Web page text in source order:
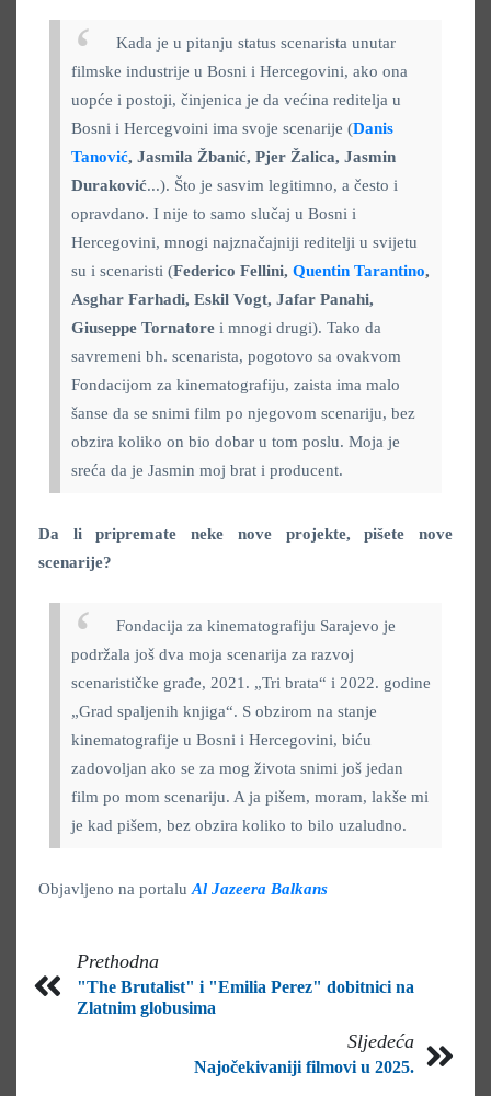
Kada je u pitanju status scenarista unutar
filmske industrije u Bosni i Hercegovini, ako ona
uopće i postoji, činjenica je da većina reditelja u
Bosni i Hercegvoini ima svoje scenarije (Danis
Tanović, Jasmila Žbanić, Pjer Žalica, Jasmin
Duraković...). Što je sasvim legitimno, a često i
opravdano. I nije to samo slučaj u Bosni i
Hercegovini, mnogi najznačajniji reditelji u svijetu
su i scenaristi (Federico Fellini, Quentin Tarantino,
Asghar Farhadi, Eskil Vogt, Jafar Panahi,
Giuseppe Tornatore i mnogi drugi). Tako da
savremeni bh. scenarista, pogotovo sa ovakvom
Fondacijom za kinematografiju, zaista ima malo
šanse da se snimi film po njegovom scenariju, bez
obzira koliko on bio dobar u tom poslu. Moja je
sreća da je Jasmin moj brat i producent.
Da li pripremate neke nove projekte, pišete nove
scenarije?
Fondacija za kinematografiju Sarajevo je
podržala još dva moja scenarija za razvoj
scenarističke građe, 2021. „Tri brata“ i 2022. godine
„Grad spaljenih knjiga“. S obzirom na stanje
kinematografije u Bosni i Hercegovini, biću
zadovoljan ako se za mog života snimi još jedan
film po mom scenariju. A ja pišem, moram, lakše mi
je kad pišem, bez obzira koliko to bilo uzaludno.
Objavljeno na portalu Al Jazeera Balkans
Prethodna
"The Brutalist" i "Emilia Perez" dobitnici na
Zlatnim globusima
Sljedeća
Najočekivaniji filmovi u 2025.